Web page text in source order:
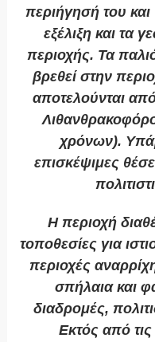
περιήγησή του και
εξέλιξη και τα
περιοχής. Τα
βρεθεί στην
αποτελούνται
χρόνων).
επισκέψιμες
Η περιοχή
τοποθεσίες για
περιοχές
σπήλαια και
διαδρομές,
Εκτός από